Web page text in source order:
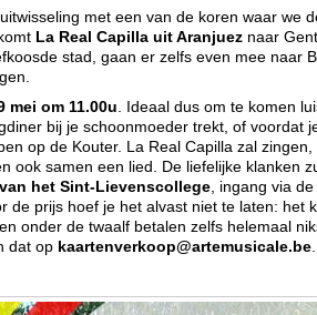
met een van de koren waar we
La Real Capilla uit Aranjuez naar
stad, gaan er zelfs even mee naar
mei om 11.00u . Ideaal dus om te komen
bij je schoonmoeder trekt, of voordat
op de Kouter. La Real Capilla zal
ook samen een lied. De liefelijke klanken
het Sint-Lievenscollege , ingang via de
de prijs hoef je het alvast niet te laten: het
onder de twaalf betalen zelfs helemaal
dat op kaartenverkoop@artemusicale.be